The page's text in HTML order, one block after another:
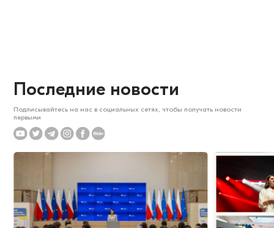
Последние новости
Подписывайтесь на нас в социальных сетях, чтобы получать новости
первыми